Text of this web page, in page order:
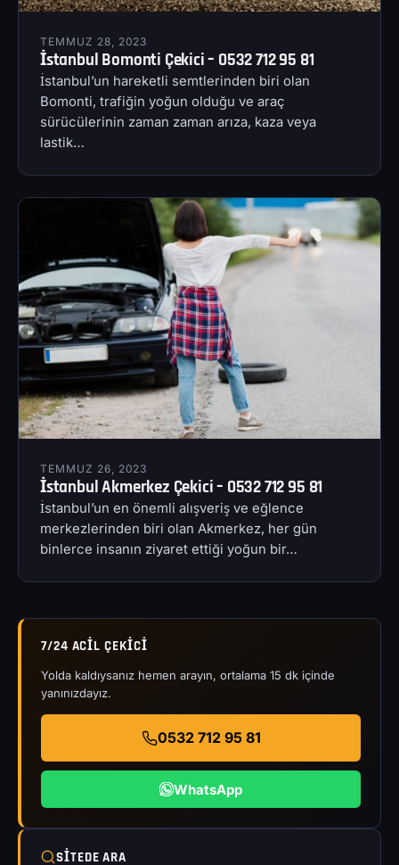
TEMMUZ 28, 2023
İstanbul Bomonti Çekici – 0532 712 95 81
İstanbul’un hareketli semtlerinden biri olan
Bomonti, trafiğin yoğun olduğu ve araç
sürücülerinin zaman zaman arıza, kaza veya
lastik…
TEMMUZ 26, 2023
İstanbul Akmerkez Çekici – 0532 712 95 81
İstanbul’un en önemli alışveriş ve eğlence
merkezlerinden biri olan Akmerkez, her gün
binlerce insanın ziyaret ettiği yoğun bir…
7/24 ACIL ÇEKICI
Yolda kaldıysanız hemen arayın, ortalama 15 dk içinde
yanınızdayız.
0532 712 95 81
WhatsApp
SITEDE ARA